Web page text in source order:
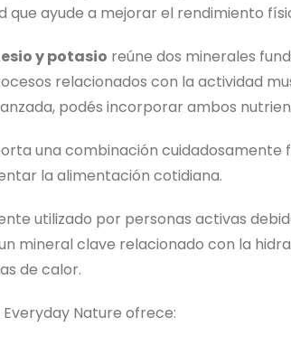
ayude a mejorar el rendimiento
y potasio reúne dos minerales
relacionados con la actividad
podés incorporar ambos
una combinación
la alimentación cotidiana.
utilizado por personas activas
mineral clave relacionado con la
de calor.
Nature ofrece: